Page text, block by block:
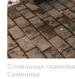
Сломанная
Семенова